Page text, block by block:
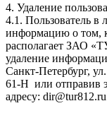
4. Удаление
4.1. Пользователь в
информацию о том,
располагает ЗАО
удаление
Санкт-Петербург,
61-Н или отправив
адресу: